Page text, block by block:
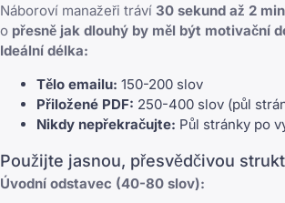
Náboroví manažeři tráví 30 sekund až 2
o přesně jak dlouhý by měl být motivační
Ideální délka:
Tělo emailu: 150-200 slov
Přiložené PDF: 250-400 slov (půl
Nikdy nepřekračujte: Půl stránky po
Použijte jasnou, přesvědčivou
Úvodní odstavec (40-80 slov):